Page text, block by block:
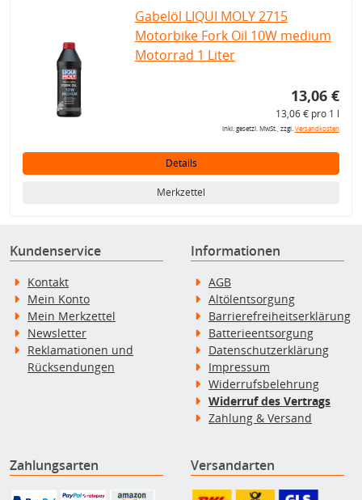
Gabelöl LIQUI MOLY 2715
Motorbike Fork Oil 10W medium
Motorrad 1 Liter
13,06 €
13,06 € pro 1 l
inkl. gesetzl. MwSt., zzgl.Versandkosten
Details
Merkzettel
Kundenservice
Kontakt
Mein Konto
Mein Merkzettel
Newsletter
Reklamationen und
Rücksendungen
Informationen
AGB
Altölentsorgung
Barrierefreiheitserklärung
Batterieentsorgung
Datenschutzerklärung
Impressum
Widerrufsbelehrung
Widerruf des Vertrags
Zahlung & Versand
Zahlungsarten Versandarten